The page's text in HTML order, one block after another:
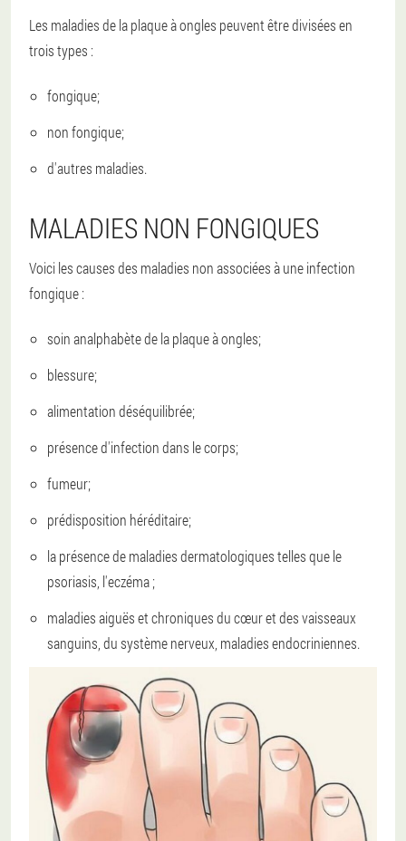
Les maladies de la plaque à ongles peuvent être divisées en
trois types :
fongique;
non fongique;
d'autres maladies.
MALADIES NON FONGIQUES
Voici les causes des maladies non associées à une infection
fongique :
soin analphabète de la plaque à ongles;
blessure;
alimentation déséquilibrée;
présence d'infection dans le corps;
fumeur;
prédisposition héréditaire;
la présence de maladies dermatologiques telles que le
psoriasis, l'eczéma ;
maladies aiguës et chroniques du cœur et des vaisseaux
sanguins, du système nerveux, maladies endocriniennes.